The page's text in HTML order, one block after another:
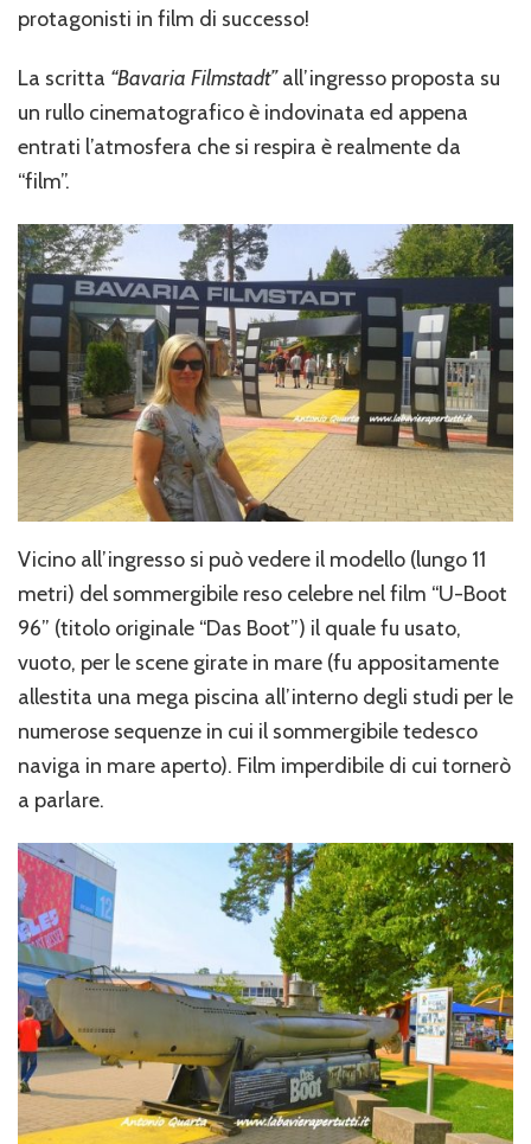
protagonisti in film di successo!
La scritta “Bavaria Filmstadt”all’ingresso proposta su
un rullo cinematografico è indovinata ed appena
entrati l’atmosfera che si respira è realmente da
“film”.
Vicino all’ingresso si può vedere il modello (lungo 11
metri) del sommergibile reso celebre nel film “U-Boot
96” (titolo originale “Das Boot”) il quale fu usato,
vuoto, per le scene girate in mare (fu appositamente
allestita una mega piscina all’interno degli studi per le
numerose sequenze in cui il sommergibile tedesco
naviga in mare aperto). Film imperdibile di cui tornerò
a parlare.